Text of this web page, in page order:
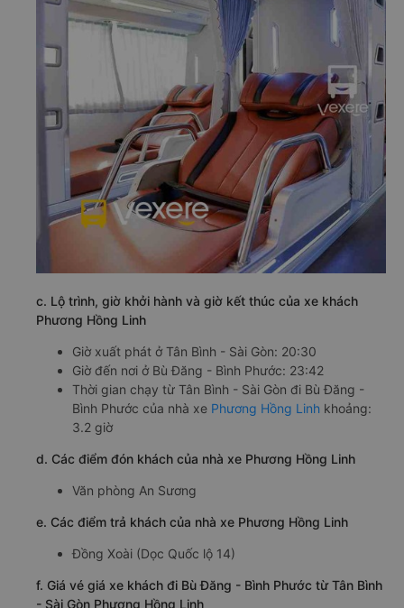
c. Lộ trình, giờ khởi hành và giờ kết thúc của xe khách
Phương Hồng Linh
Giờ xuất phát ở Tân Bình - Sài Gòn: 20:30
Giờ đến nơi ở Bù Đăng - Bình Phước: 23:42
Thời gian chạy từ Tân Bình - Sài Gòn đi Bù Đăng -
Bình Phước của nhà xe Phương Hồng Linh khoảng:
3.2 giờ
d. Các điểm đón khách của nhà xe Phương Hồng Linh
Văn phòng An Sương
e. Các điểm trả khách của nhà xe Phương Hồng Linh
Đồng Xoài (Dọc Quốc lộ 14)
f. Giá vé giá xe khách đi Bù Đăng - Bình Phước từ Tân Bình
- Sài Gòn Phương Hồng Linh